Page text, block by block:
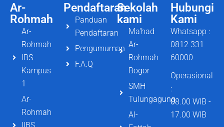
Ar-
Rohmah
Ar-
Rohmah
IBS
Kampus
1
Ar-
Rohmah
IIBS
Pendaftaran
Panduan
Pendaftaran
Pengumuman
F.A.Q
Hubungi
Kami
Whatsapp :
0812 331
60000
Operasional
:
08.00 WIB -
17.00 WIB
Sekolah
kami
Ma'had
Ar-
Rohmah
Bogor
SMH
Tulungagung
Al-